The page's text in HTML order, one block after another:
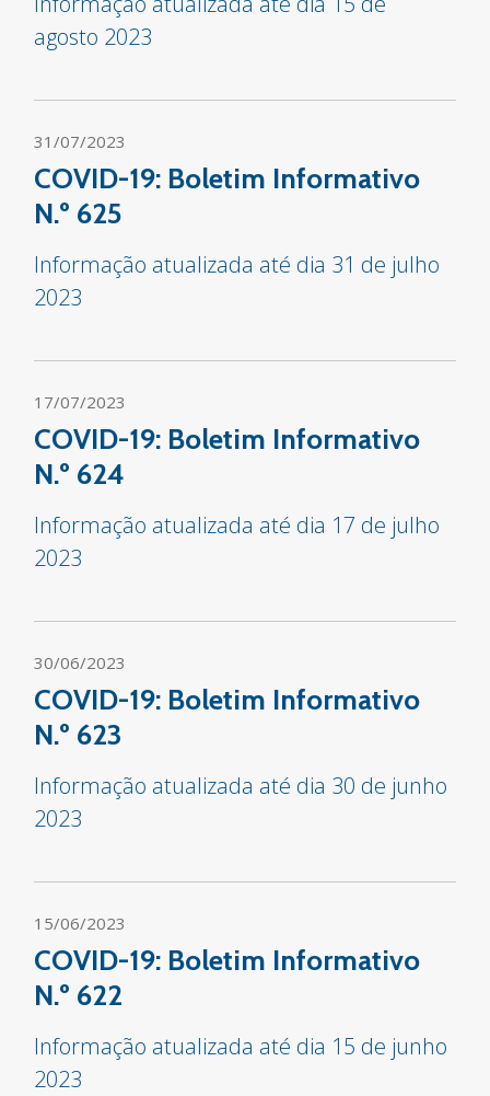
agosto 2023
31/07/2023
COVID-19: Boletim Informativo
N.º 625
Informação atualizada até dia 31 de julho
2023
17/07/2023
COVID-19: Boletim Informativo
N.º 624
Informação atualizada até dia 17 de julho
2023
30/06/2023
COVID-19: Boletim Informativo
N.º 623
Informação atualizada até dia 30 de junho
2023
15/06/2023
COVID-19: Boletim Informativo
N.º 622
Informação atualizada até dia 15 de junho
2023